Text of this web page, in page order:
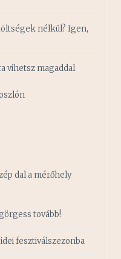
nélkül? Igen,
vihetsz magaddal
dal a mérőhely
tovább!
fesztiválszezonba